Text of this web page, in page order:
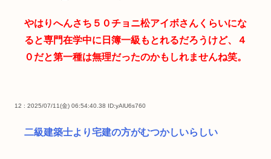
やはりへんさち５０チョニ松アイボさんくらいにな
ると専門在学中に日簿一級もとれるだろうけど、４
０だと第一種は無理だったのかもしれませんね笑。
12 : 2025/07/11(金) 06:54:40.38 ID:yAlU6s760
二級建築士より宅建の方がむつかしいらしい